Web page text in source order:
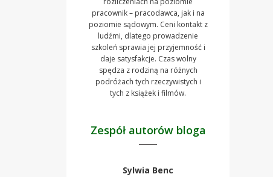
pracownik – pracodawca, jak i na
poziomie sądowym. Ceni kontakt z
ludźmi, dlatego prowadzenie
szkoleń sprawia jej przyjemność i
daje satysfakcje. Czas wolny
spędza z rodziną na różnych
podróżach tych rzeczywistych i
tych z książek i filmów.
Zespół autorów bloga
Sylwia Benc